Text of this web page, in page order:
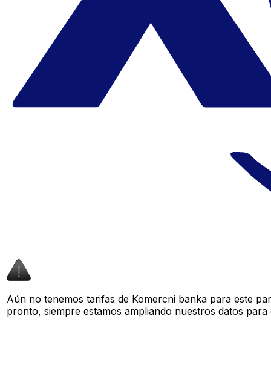
Aún no tenemos tarifas de Komercni banka para este
pronto, siempre estamos ampliando nuestros datos